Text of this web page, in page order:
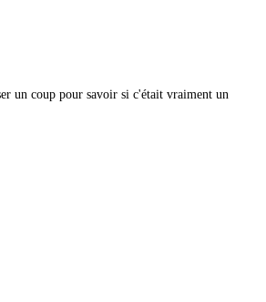
un coup pour savoir si c'était vraiment un